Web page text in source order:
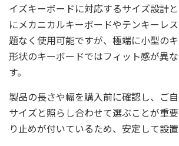
イズキーボードに対応するサイズ設計
にメカニカルキーボードやテンキーレ
題なく使用可能ですが、極端に小型の
形状のキーボードではフィット感が異
す。
製品の長さや幅を購入前に確認し、ご
サイズと照らし合わせて選ぶことが重
り止めが付いているため、安定して設置